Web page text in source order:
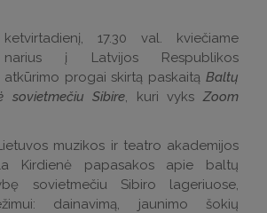
17.30 val. kviečiame
į Latvijos Respublikos
atkūrimo progai skirtą paskaitąBaltų
sovietmečiu Sibire, kuri vyksZoom
muzikos ir teatro akademijos
Kirdienė papasakos apie baltų
sovietmečiu Sibiro lageriuose,
dainavimą, jaunimo šokių